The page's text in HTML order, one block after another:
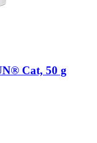
Cat, 50 g